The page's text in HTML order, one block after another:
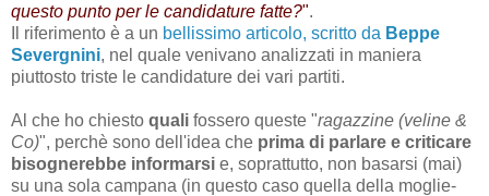
questo punto per le candidature fatte?".
Il riferimento è a un bellissimo articolo, scritto da Beppe
Severgnini, nel quale venivano analizzati in maniera
piuttosto triste le candidature dei vari partiti.
Al che ho chiesto quali fossero queste "ragazzine (veline &
Co)", perchè sono dell'idea che prima di parlare e criticare
bisognerebbe informarsi e, soprattutto, non basarsi (mai)
su una sola campana (in questo caso quella della moglie-